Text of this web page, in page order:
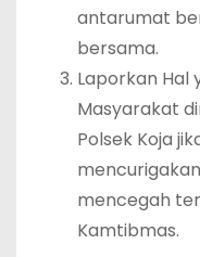
antarumat
bersama.
Laporkan Hal
Masyarakat
Polsek Koja
mencegah
Kamtibmas.